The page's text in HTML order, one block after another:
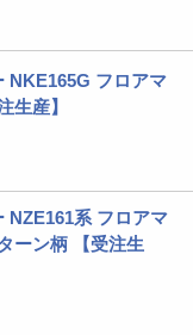
NKE165G フロアマ
生産】
NZE161系 フロアマ
ーン柄 【受注生